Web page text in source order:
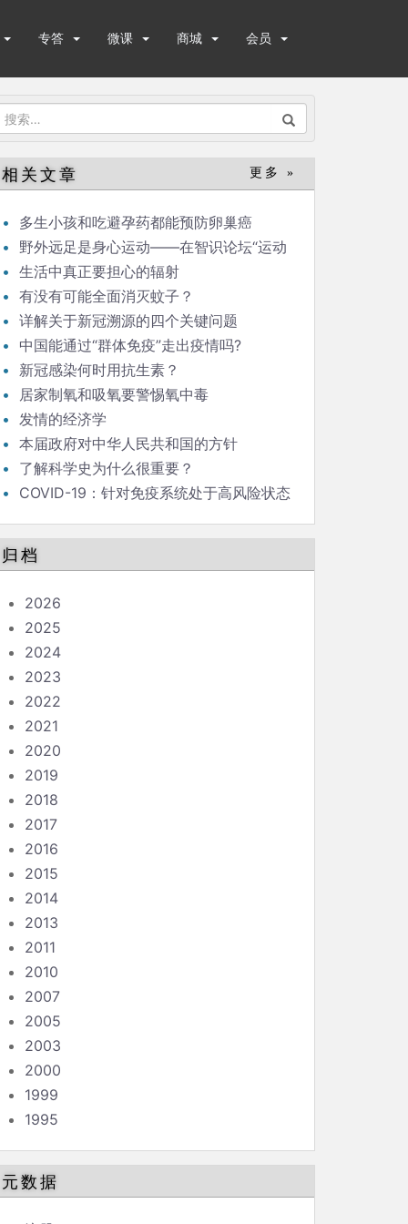
专答 微课 商城 会员
搜
：
相关文章 更多 »
多生小孩和吃避孕药都能预防卵巢癌
野外远足是身心运动——在智识论坛“运动
与健康”的发言
生活中真正要担心的辐射
有没有可能全面消灭蚊子？
详解关于新冠溯源的四个关键问题
中国能通过“群体免疫”走出疫情吗?
新冠感染何时用抗生素？
居家制氧和吸氧要警惕氧中毒
发情的经济学
本届政府对中华人民共和国的方针
了解科学史为什么很重要？
COVID-19：针对免疫系统处于高风险状态
归档
2026
2025
2024
2023
2022
2021
2020
2019
2018
2017
2016
2015
2014
2013
2011
2010
2007
2005
2003
2000
1999
1995
元数据